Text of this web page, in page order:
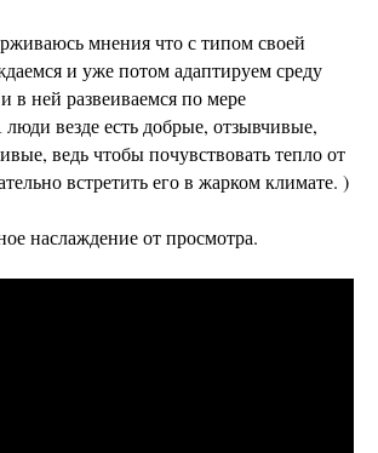
мнения что с типом своей
и уже потом адаптируем среду
в ней развеиваемся по мере
везде есть добрые, отзывчивые,
ведь чтобы почувствовать тепло от
встретить его в жарком климате. )
наслаждение от просмотра.